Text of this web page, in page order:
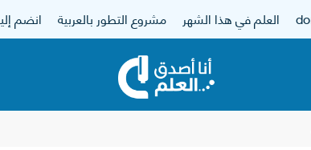
العلم في هذا الشهر مشروع التطور بالعربية انضم